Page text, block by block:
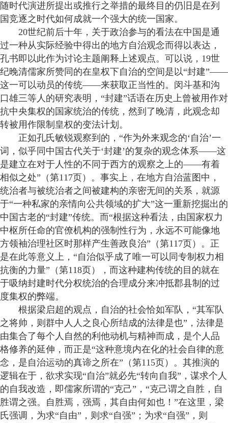
随时代演进所提出或推行之举措的最终目的仍旧是在列
国竞逐之时代如何成就一个强大的统一国家。
20世纪前后十年，关于政治参与的看法在中国是通
过一种从实际经验中得出的地方自治观念而得以表达，
孔书即以此作为讨论主题阐释上述观点。可以说，19世
纪晚清儒家所赞同的在皇权下自治的空间是以“封建”——
这一可以动员的传统——来获取正当性的。闵斗基和沟
口雄三等人的研究表明，“封建”话语在历史上曾被用作对
抗中央集权的国家统治的传统，然到了晚清，此观念却
转被用作限制皇权的变法计划。
正如孔氏敏锐观察到的，“作为外来观念的‘自治’一
词，似乎同中国古代关于‘封建’的复杂的观念体系——这
是建立在对于人性的不同于西方的观察之上的——有着
相似之处”（第117页）。事实上，在地方自治蓝图中，
统治者与被统治者之间被建构的亲密无间的关系，就源
于“一种私家的亲情向公共领域的扩大”这一重新挖掘出的
中国古老的“封建”传统。而“根据这种看法，由国家权力
中枢所任命的官僚机构的强制性行为，永远不可能像地
方领袖治理社区时那样产生善政良治”（第117页）。正
是在此等意义上，“自治似乎成了唯一可以同专制权力相
抗衡的力量”（第118页），而这种建构传统的目的就在
于吸纳封建时代分权统治的合理成分来冲抵郡县制的过
度集权的弊端。
根据梁启超的观点，自治的社会恰如军队，“其军队
之将帅，则群中人人之良心所结成的法律是也”，法律是
由集合了每个人自然的利他动机与精神而成，是个人品
格修养的延伸，而正是“这种意境内在化的社会自律的意
念，是自治运动的真谛之所在”（第115页）。其推演的
逻辑在于，欲求实现“自治”就必先“转向自我”，谋求个人
的自我改造，即儒家所谓的“克己”，“克己谓之自胜，自
胜谓之强。自胜焉，强焉，其自由何如也！”在这里，梁
氏强调，为求“自由”，则求“自强”；为求“自强”，则